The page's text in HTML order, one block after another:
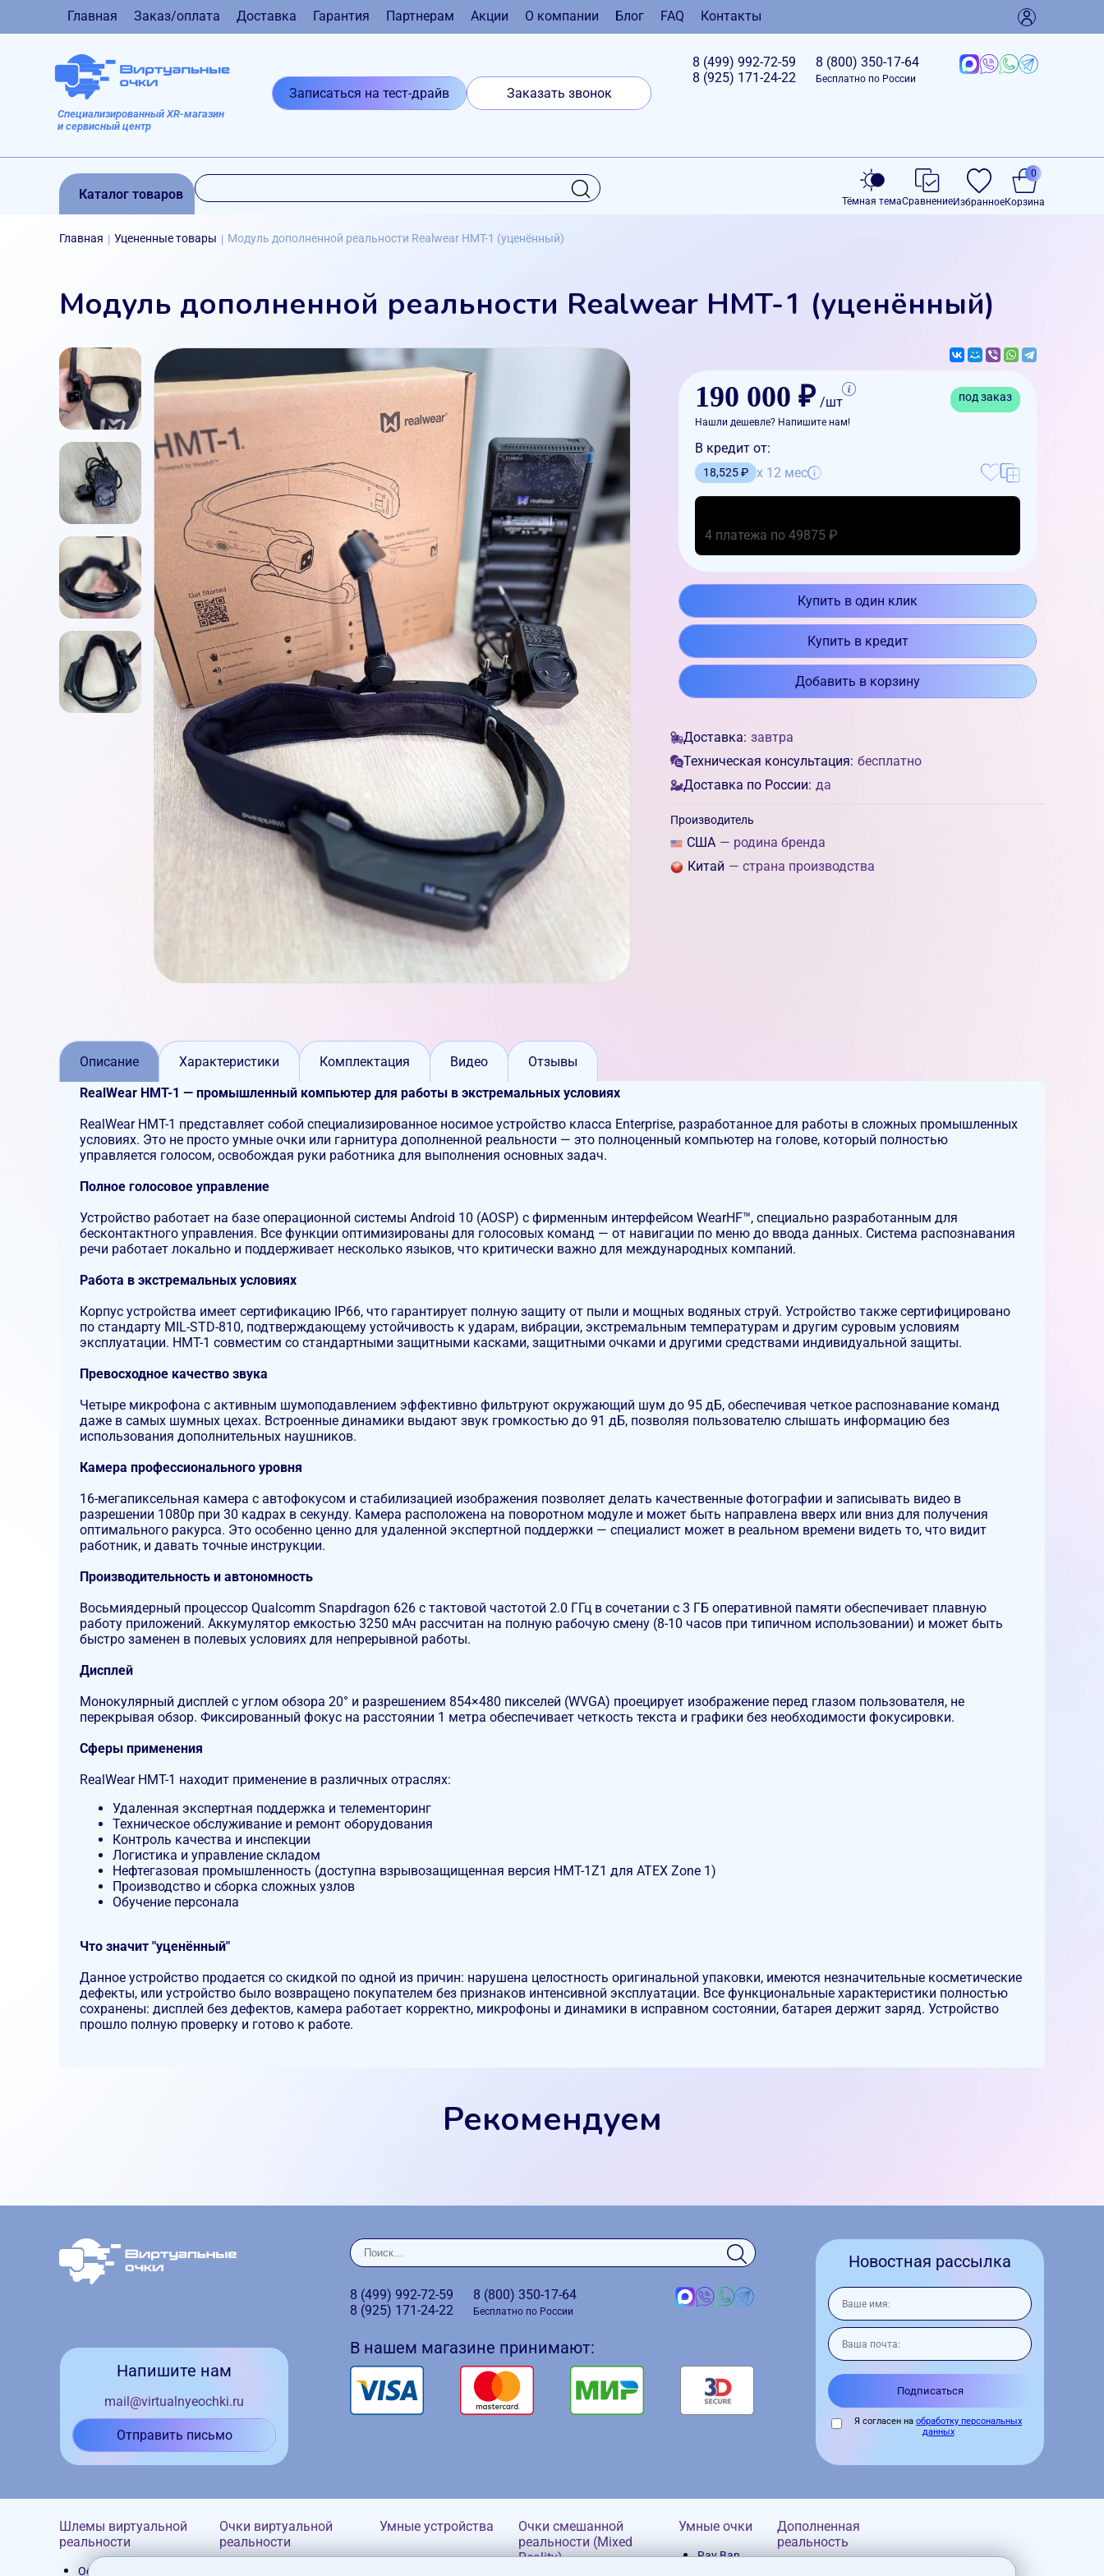
Главная Заказ/оплата Доставка Гарантия Партнерам Акции О компании Блог FAQ Контакты
Специализированный XR-магазин
и сервисный центр
Записаться на тест-драйв Заказать звонок
8 (499) 992-72-59
8 (925) 171-24-22
8 (800) 350-17-64
Бесплатно по России
Каталог товаров Тёмная темаСравнениеИзбранноеКорзина
0
Главная | Уцененные товары | Модуль дополненной реальности Realwear HMT-1 (уценённый)
Модуль дополненной реальности Realwear HMT-1 (уценённый)
190 000 ₽ /шт под заказ
Нашли дешевле? Напишите нам!
В кредит от:
18,525 ₽ x 12 мес
4 платежа по 49875 ₽
Купить в один клик
Купить в кредит
Добавить в корзину
Доставка: завтра
Техническая консультация: бесплатно
Доставка по России: да
Производитель
США — родина бренда
Китай — страна производства
Описание Характеристики Комплектация Видео
Отзывы
RealWear HMT-1 — промышленный компьютер для работы в экстремальных условиях
RealWear HMT-1 представляет собой специализированное носимое устройство класса Enterprise, разработанное для работы в сложных промышленных
условиях. Это не просто умные очки или гарнитура дополненной реальности — это полноценный компьютер на голове, который полностью
управляется голосом, освобождая руки работника для выполнения основных задач.
Полное голосовое управление
Устройство работает на базе операционной системы Android 10 (AOSP) с фирменным интерфейсом WearHF™, специально разработанным для
бесконтактного управления. Все функции оптимизированы для голосовых команд — от навигации по меню до ввода данных. Система распознавания
речи работает локально и поддерживает несколько языков, что критически важно для международных компаний.
Работа в экстремальных условиях
Корпус устройства имеет сертификацию IP66, что гарантирует полную защиту от пыли и мощных водяных струй. Устройство также сертифицировано
по стандарту MIL-STD-810, подтверждающему устойчивость к ударам, вибрации, экстремальным температурам и другим суровым условиям
эксплуатации. HMT-1 совместим со стандартными защитными касками, защитными очками и другими средствами индивидуальной защиты.
Превосходное качество звука
Четыре микрофона с активным шумоподавлением эффективно фильтруют окружающий шум до 95 дБ, обеспечивая четкое распознавание команд
даже в самых шумных цехах. Встроенные динамики выдают звук громкостью до 91 дБ, позволяя пользователю слышать информацию без
использования дополнительных наушников.
Камера профессионального уровня
16-мегапиксельная камера с автофокусом и стабилизацией изображения позволяет делать качественные фотографии и записывать видео в
разрешении 1080p при 30 кадрах в секунду. Камера расположена на поворотном модуле и может быть направлена вверх или вниз для получения
оптимального ракурса. Это особенно ценно для удаленной экспертной поддержки — специалист может в реальном времени видеть то, что видит
работник, и давать точные инструкции.
Производительность и автономность
Восьмиядерный процессор Qualcomm Snapdragon 626 с тактовой частотой 2.0 ГГц в сочетании с 3 ГБ оперативной памяти обеспечивает плавную
работу приложений. Аккумулятор емкостью 3250 мАч рассчитан на полную рабочую смену (8-10 часов при типичном использовании) и может быть
быстро заменен в полевых условиях для непрерывной работы.
Дисплей
Монокулярный дисплей с углом обзора 20° и разрешением 854×480 пикселей (WVGA) проецирует изображение перед глазом пользователя, не
перекрывая обзор. Фиксированный фокус на расстоянии 1 метра обеспечивает четкость текста и графики без необходимости фокусировки.
Сферы применения
RealWear HMT-1 находит применение в различных отраслях:
Удаленная экспертная поддержка и телементоринг
Техническое обслуживание и ремонт оборудования
Контроль качества и инспекции
Логистика и управление складом
Нефтегазовая промышленность (доступна взрывозащищенная версия HMT-1Z1 для ATEX Zone 1)
Производство и сборка сложных узлов
Обучение персонала
Что значит "уценённый"
Данное устройство продается со скидкой по одной из причин: нарушена целостность оригинальной упаковки, имеются незначительные косметические
дефекты, или устройство было возвращено покупателем без признаков интенсивной эксплуатации. Все функциональные характеристики полностью
сохранены: дисплей без дефектов, камера работает корректно, микрофоны и динамики в исправном состоянии, батарея держит заряд. Устройство
прошло полную проверку и готово к работе.
Рекомендуем
Напишите нам
mail@virtualnyeochki.ru
Отправить письмо
8 (499) 992-72-59
8 (925) 171-24-22
8 (800) 350-17-64
Бесплатно по России
В нашем магазине принимают:
Новостная рассылка
Я согласен на обработку персональных
данных
Шлемы виртуальной
реальности
Oculus Rift
Очки виртуальной
реальности
Умные устройства
Очки смешанной
реальности (Mixed
Reality)
Умные очки
Ray Ban
Дополненная
реальность